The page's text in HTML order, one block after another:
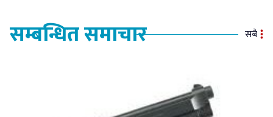
सम्बन्धित समाचार सबै